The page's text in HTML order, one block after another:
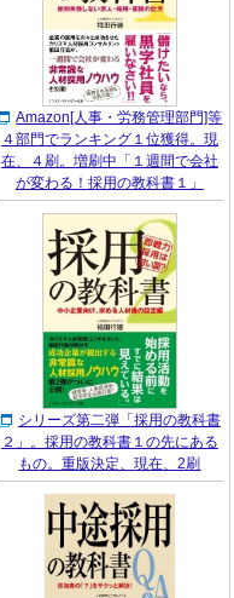
Amazon[人事・労務管理部門]等
４部門でランキング１位獲得。現
在、４刷。増刷中「１週間で会社
が変わる！採用の教科書１」
シリーズ第二弾「採用の教科書
２」。採用の教科書１の先にある
もの。重版決定、現在、2刷